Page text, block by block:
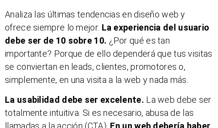
Analiza las últimas tendencias en diseño web y
ofrece siempre lo mejor. La experiencia del usuario
debe ser de 10 sobre 10. ¿Por qué es tan
importante? Porque de ello dependerá que tus visitas
se conviertan en leads, clientes, promotores o,
simplemente, en una visita a la web y nada más.
La usabilidad debe ser excelente. La web debe ser
totalmente intuitiva. Si es necesario, abusa de las
llamadas a la acción (CTA). En un web debería haber